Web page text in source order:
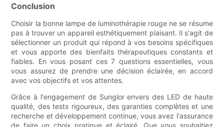
Conclusion
Choisir la bonne lampe de luminothérapie rouge ne se résume
pas à trouver un appareil esthétiquement plaisant. Il s'agit de
sélectionner un produit qui répond à vos besoins spécifiques
et vous apporte des bienfaits thérapeutiques constants et
fiables. En vous posant ces 7 questions essentielles, vous
vous assurez de prendre une décision éclairée, en accord
avec vos objectifs et vos attentes.
Grâce à l'engagement de Sunglor envers des LED de haute
qualité, des tests rigoureux, des garanties complètes et une
recherche et développement continue, vous avez l'assurance
de faire un choix pratique et éclairé. Que vous souhaitiez